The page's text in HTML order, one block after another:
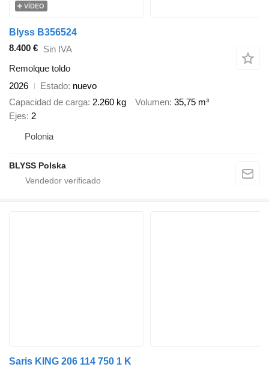
VÍDEO
Blyss B356524
8.400 € Sin IVA
Remolque toldo
2026
Estado nuevo
Capacidad de carga 2.260 kg Volumen 35,75 m³
Ejes 2
Polonia
BLYSS Polska
Saris KING 206 114 750 1 K